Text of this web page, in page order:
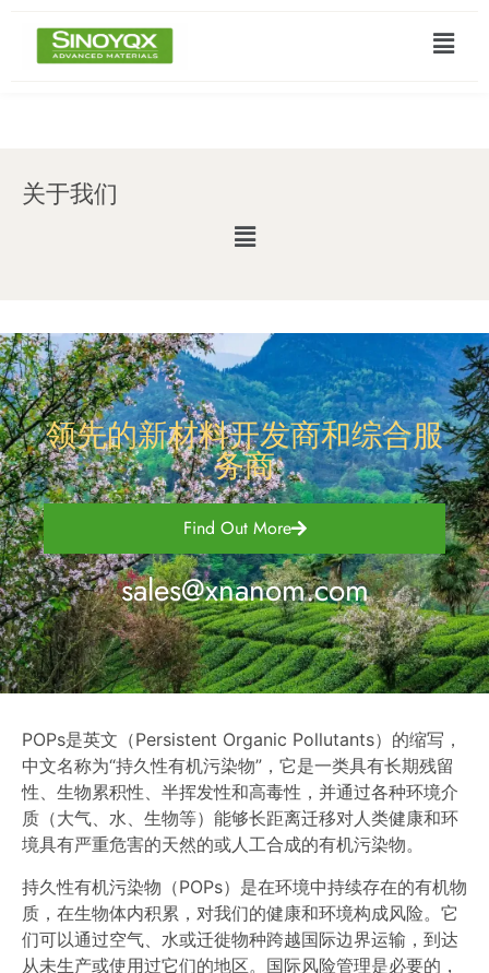
关于我们
领先的新材料开发商和综合服
务商
Find Out More
sales@xnanom.com
POPs是英文（Persistent Organic Pollutants）的缩写，
中文名称为“持久性有机污染物”，它是一类具有长期残留
性、生物累积性、半挥发性和高毒性，并通过各种环境介
质（大气、水、生物等）能够长距离迁移对人类健康和环
境具有严重危害的天然的或人工合成的有机污染物。
持久性有机污染物（POPs）是在环境中持续存在的有机物
质，在生物体内积累，对我们的健康和环境构成风险。它
们可以通过空气、水或迁徙物种跨越国际边界运输，到达
从未生产或使用过它们的地区。国际风险管理是必要的，